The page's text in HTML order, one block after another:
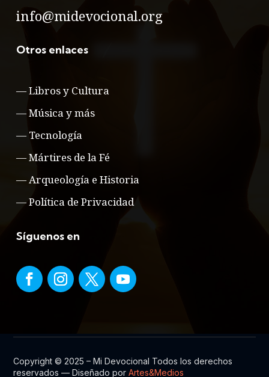
info@midevocional.org
Otros enlaces
—Libros y Cultura
—Música y más
— Tecnología
—Mártires de la Fé
—Arqueología e Historia
—Política de Privacidad
Síguenos en
Copyright © 2025 – Mi Devocional Todos los derechos
reservados — Diseñado porArtes&Medios